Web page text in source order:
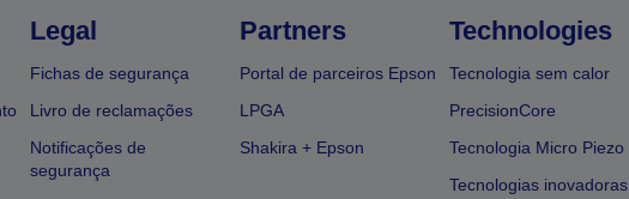
Legal
Fichas de segurança
Livro de reclamações
Notificações de
segurança
Partners
Portal de parceiros Epson
LPGA
Shakira + Epson
Technologies
Tecnologia sem calor
PrecisionCore
Tecnologia Micro Piezo
Tecnologias inovadoras